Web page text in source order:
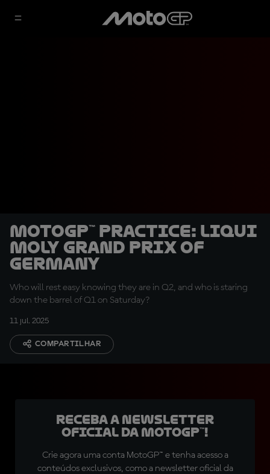
MotoGP™ Practice: Liqui
Moly Grand Prix of
Germany
Who will rest easy knowing they are in Q2, and who is staring
down the barrel of Q1 on Saturday?
11 jul. 2025
COMPARTILHAR
Receba a newsletter
oficial da MotoGP™!
Crie agora uma conta MotoGP™ e tenha acesso a
conteúdos exclusivos, como a newsletter oficial da